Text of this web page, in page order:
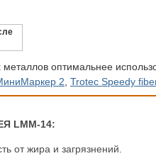
оптимальнее
2 Trotec Speedy
LMM-14:
от жира и загрязнений.